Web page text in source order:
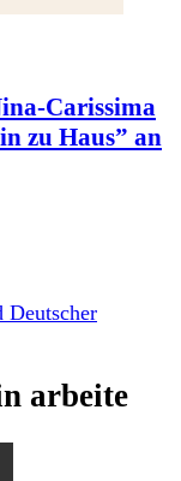
Carissima
zu Haus” an
arbeite